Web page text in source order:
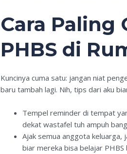
Cara Paling
PHBS di
Kuncinya cuma satu: jangan niat
baru tambah lagi. Nih, tips dari aku
Tempel reminder di tempat
dekat wastafel tuh ampuh
Ajak semua anggota keluarga,
biar mereka bisa belajar